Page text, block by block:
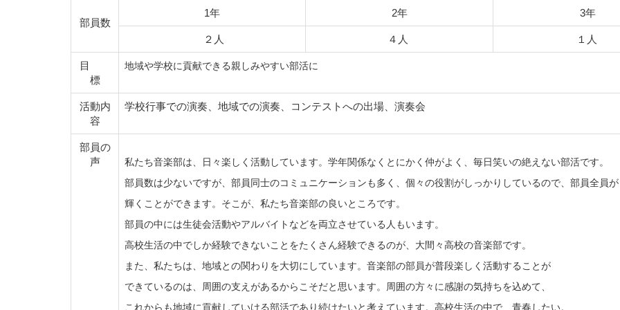
部員数
1年 2年 3年
２人 ４人 １人
目
標
地域や学校に貢献できる親しみやすい部活に
活動内
容
学校行事での演奏、地域での演奏、コンテストへの出場、演奏会
部員の
声
私たち音楽部は、日々楽しく活動しています。学年関係なくとにかく仲がよく、毎日笑いの絶えない部活です。
部員数は少ないですが、部員同士のコミュニケーションも多く、個々の役割がしっかりしているので、部員全員が
輝くことができます。そこが、私たち音楽部の良いところです。
部員の中には生徒会活動やアルバイトなどを両立させている人もいます。
高校生活の中でしか経験できないことをたくさん経験できるのが、大間々高校の音楽部です。
また、私たちは、地域との関わりを大切にしています。音楽部の部員が普段楽しく活動することが
できているのは、周囲の支えがあるからこそだと思います。周囲の方々に感謝の気持ちを込めて、
これからも地域に貢献していける部活であり続けたいと考えています。高校生活の中で、青春したい。